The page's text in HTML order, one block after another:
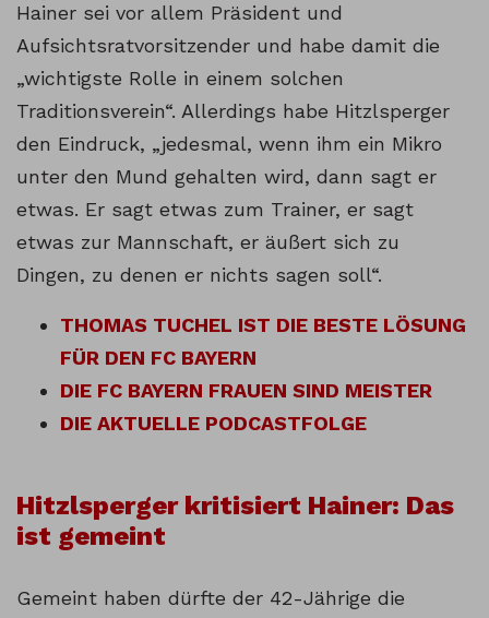
Hainer sei vor allem Präsident und
Aufsichtsratvorsitzender und habe damit die
„wichtigste Rolle in einem solchen
Traditionsverein“. Allerdings habe Hitzlsperger
den Eindruck, „jedesmal, wenn ihm ein Mikro
unter den Mund gehalten wird, dann sagt er
etwas. Er sagt etwas zum Trainer, er sagt
etwas zur Mannschaft, er äußert sich zu
Dingen, zu denen er nichts sagen soll“.
THOMAS TUCHEL IST DIE BESTE LÖSUNG
FÜR DEN FC BAYERN
DIE FC BAYERN FRAUEN SIND MEISTER
DIE AKTUELLE PODCASTFOLGE
Hitzlsperger kritisiert Hainer: Das
ist gemeint
Gemeint haben dürfte der 42-Jährige die